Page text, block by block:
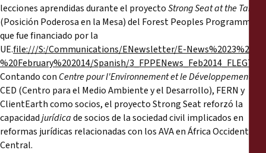
Annual Reports
lecciones aprendidas durante el proyectoStrong Seat at the Table
(Posición Poderosa en la Mesa) del Forest Peoples Programme,
que fue financiado por la
UE.file:///S:/Communications/ENewsletter/E-News%2023%20-
%20February%202014/Spanish/
Contando con Centre pour l'Environnement et le Développement
CED (Centro para el Medio Ambiente y el Desarrollo), FERN y
ClientEarth como socios, el proyecto Strong Seat reforzó la
capacidadjurídicade socios de la sociedad civil implicados en
reformas jurídicas relacionadas con los AVA en África Occidental y
Central.